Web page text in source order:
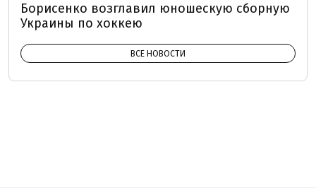
Борисенко возглавил юношескую сборную
Украины по хоккею
ВСЕ НОВОСТИ